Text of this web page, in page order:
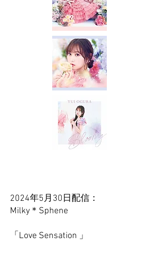
2024年5月30日配信：
Milky＊Sphene
「Love Sensation 」